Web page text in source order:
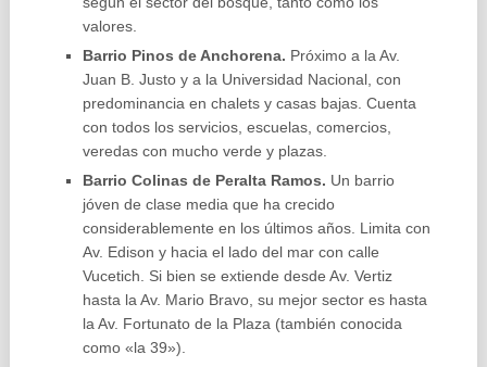
valores.
Barrio Pinos de Anchorena. Próximo a la Av.
Juan B. Justo y a la Universidad Nacional, con
predominancia en chalets y casas bajas. Cuenta
con todos los servicios, escuelas, comercios,
veredas con mucho verde y plazas.
Barrio Colinas de Peralta Ramos. Un barrio
jóven de clase media que ha crecido
considerablemente en los últimos años. Limita con
Av. Edison y hacia el lado del mar con calle
Vucetich. Si bien se extiende desde Av. Vertiz
hasta la Av. Mario Bravo, su mejor sector es hasta
la Av. Fortunato de la Plaza (también conocida
como «la 39»).